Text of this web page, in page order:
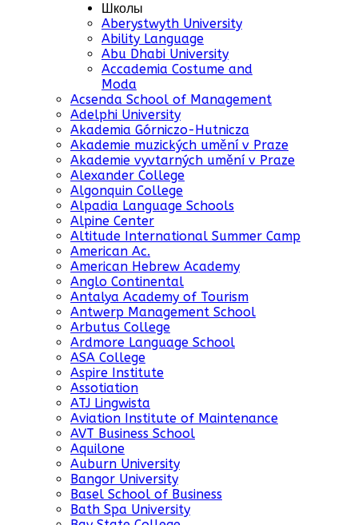
Школы
Aberystwyth University
Ability Language
Abu Dhabi University
Accademia Costume and
Moda
Acsenda School of Management
Adelphi University
Akademia Górniczo-Hutnicza
Akademie muzických umění v Praze
Akademie vyvtarných umění v Praze
Alexander College
Algonquin College
Alpadia Language Schools
Alpine Center
Altitude International Summer Camp
American Ac.
American Hebrew Academy
Anglo Continental
Antalya Academy of Tourism
Antwerp Management School
Arbutus College
Ardmore Language School
ASA College
Aspire Institute
Assotiation
ATJ Lingwista
Aviation Institute of Maintenance
AVT Business School
Aquilone
Auburn University
Bangor University
Basel School of Business
Bath Spa University